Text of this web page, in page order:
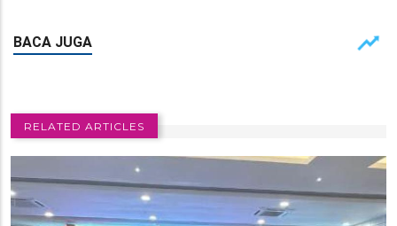
RELATED ARTICLES